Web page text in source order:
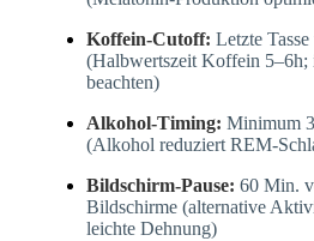
Koffein-Cutoff: Letzte
(Halbwertszeit Koffein
beachten)
Alkohol-Timing: Minimum
(Alkohol reduziert REM-
Bildschirm-Pause: 60 Min.
Bildschirme (alternative
leichte Dehnung)